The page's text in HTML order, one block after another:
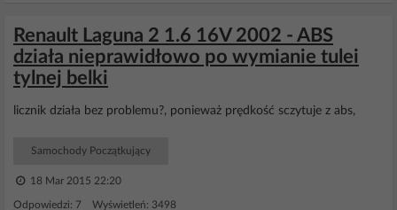
Renault Laguna 2 1.6 16V 2002 - ABS
działa nieprawidłowo po wymianie tulei
tylnej belki
licznik działa bez problemu?, ponieważ prędkość sczytuje z abs,
Samochody Początkujący
18 Mar 2015 22:20
Odpowiedzi: 7 Wyświetleń: 3498